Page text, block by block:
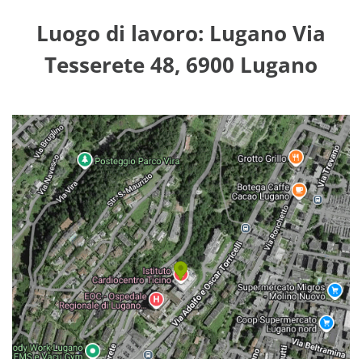
Luogo di lavoro: Lugano Via
Tesserete 48, 6900 Lugano